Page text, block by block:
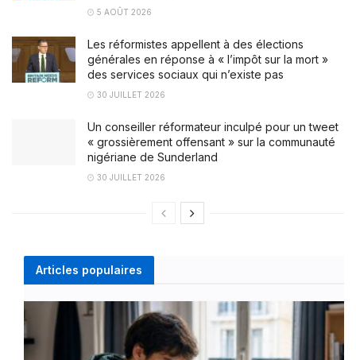
5 AOÛT 2026
Les réformistes appellent à des élections
générales en réponse à « l’impôt sur la mort »
des services sociaux qui n’existe pas
30 JUILLET 2026
Un conseiller réformateur inculpé pour un tweet
« grossièrement offensant » sur la communauté
nigériane de Sunderland
30 JUILLET 2026
Articles populaires